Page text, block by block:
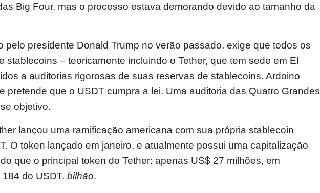
Big Four, mas o processo estava demorando devido ao tamanho da
pelo presidente Donald Trump no verão passado, exige que todos os
stablecoins – teoricamente incluindo o Tether, que tem sede em El
a auditorias rigorosas de suas reservas de stablecoins. Ardoino
pretende que o USDT cumpra a lei. Uma auditoria das Quatro Grandes
objetivo.
lançou uma ramificação americana com sua própria stablecoin
O token lançado em janeiro, e atualmente possui uma capitalização
que o principal token do Tether: apenas US$ 27 milhões, em
do USDT. bilhão.